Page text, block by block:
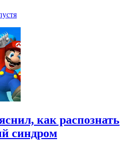
как распознать
синдром